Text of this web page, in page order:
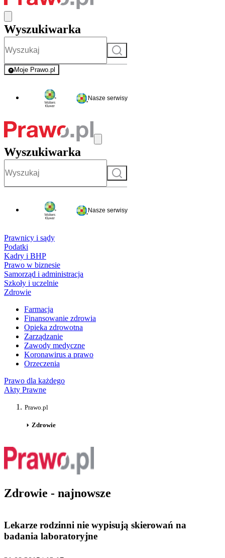
Wyszukiwarka
Szukaj
Moje Prawo.pl
- rejestracja i logowanie do serwisu
Nasze serwisy
Wyszukiwarka
Szukaj
Nasze serwisy
Prawnicy i sądy
Podatki
Kadry i BHP
Prawo w biznesie
Samorząd i administracja
Szkoły i uczelnie
Zdrowie
Farmacja
Finansowanie zdrowia
Opieka zdrowotna
Zarządzanie
Zawody medyczne
Koronawirus a prawo
Orzeczenia
Prawo dla każdego
Akty Prawne
Prawo.pl
Zdrowie
Zdrowie - najnowsze
Lekarze rodzinni nie wypisują skierowań na
badania laboratoryjne